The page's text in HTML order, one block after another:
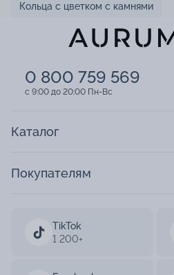
Кольца с цветком с камнями
0 800 759 569
c 9:00 до 20:00 Пн-Вс
TikTok
1 200+
Каталог
Покупателям